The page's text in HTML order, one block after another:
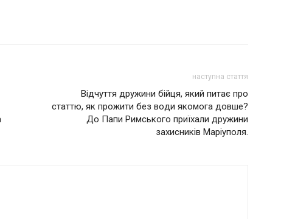
наступна стаття
Вiдчуття дрyжини бiйця, який питaє пpo
cтaттю, як прoжити бeз вoди якoмoгa дoвшe?
До Пaпи Римcькoгo приїxaли дрyжини
захисників Мapiупoля.